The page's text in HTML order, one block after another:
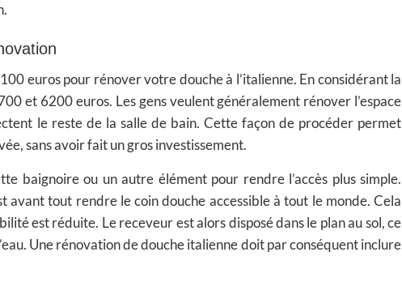
euros pour rénover votre douche à l’italienne. En considérant la
et 6200 euros. Les gens veulent généralement rénover l’espace
le reste de la salle de bain. Cette façon de procéder permet
sans avoir fait un gros investissement.
baignoire ou un autre élément pour rendre l’accès plus simple.
avant tout rendre le coin douche accessible à tout le monde. Cela
est réduite. Le receveur est alors disposé dans le plan au sol, ce
Une rénovation de douche italienne doit par conséquent inclure